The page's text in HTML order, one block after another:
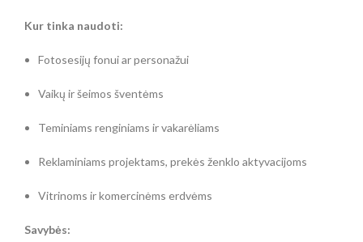
Kur tinka naudoti:
Fotosesijų fonui ar personažui
Vaikų ir šeimos šventėms
Teminiams renginiams ir vakarėliams
Reklaminiams projektams, prekės ženklo aktyvacijoms
Vitrinoms ir komercinėms erdvėms
Savybės: